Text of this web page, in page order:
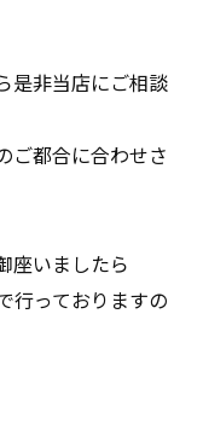
是非当店にご相談
ご都合に合わせさ
座いましたら
行っておりますの